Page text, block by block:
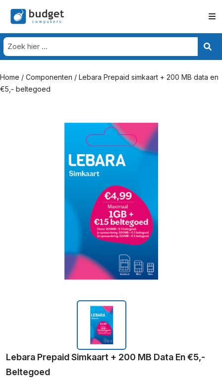
Home / Componenten / Lebara Prepaid simkaart + 200 MB data en
€5,- beltegoed
Lebara Prepaid Simkaart + 200 MB Data En €5,-
Beltegoed